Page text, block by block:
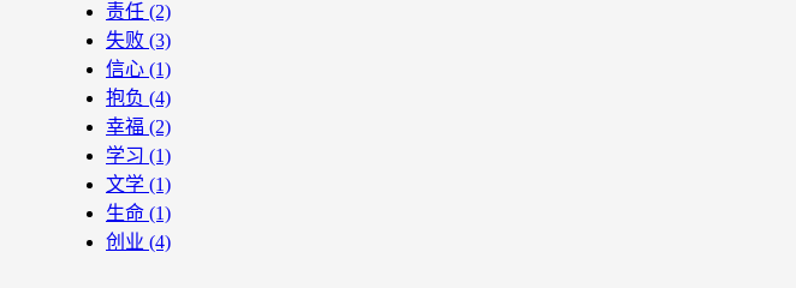
责任 (2)
失败 (3)
信心 (1)
抱负 (4)
幸福 (2)
学习 (1)
文学 (1)
生命 (1)
创业 (4)